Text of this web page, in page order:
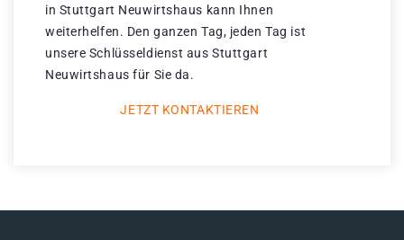
in Stuttgart Neuwirtshaus kann Ihnen
weiterhelfen. Den ganzen Tag, jeden Tag ist
unsere Schlüsseldienst aus Stuttgart
Neuwirtshaus für Sie da.
JETZT KONTAKTIEREN